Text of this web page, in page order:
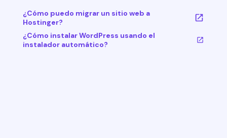
¿Cómo puedo migrar un sitio web a
Hostinger?
¿Cómo instalar WordPress usando el
instalador automático?